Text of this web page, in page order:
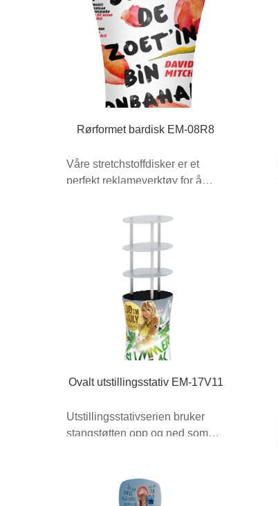
Rørformet bardisk EM-08R8
Våre stretchstoffdisker er et
perfekt reklameverktøy for å
Ovalt utstillingsstativ EM-17V11
Utstillingsstativserien bruker
stangstøtten opp og ned som